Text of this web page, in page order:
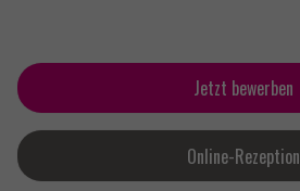
Jetzt bewerben
Online-Rezeption